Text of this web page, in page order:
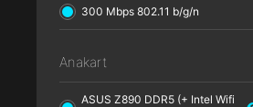
300 Mbps 802.11 b/g/n
Anakart
ASUS Z890 DDR5 (+ Intel Wifi